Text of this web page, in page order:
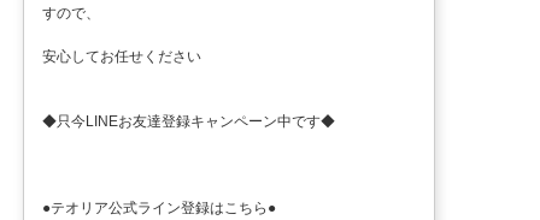
すので、
安心してお任せください
◆只今LINEお友達登録キャンペーン中です◆
●テオリア公式ライン登録はこちら●